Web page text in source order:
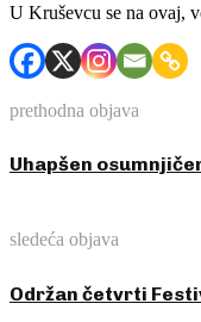
U Kruševcu se na ovaj,
prethodna objava
Uhapšen
sledeća objava
Održan četvrti